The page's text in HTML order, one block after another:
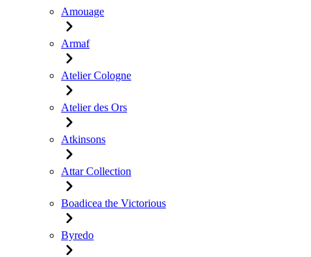
Amouage
Armaf
Atelier Cologne
Atelier des Ors
Atkinsons
Attar Collection
Boadicea the Victorious
Byredo